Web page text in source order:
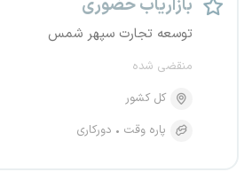
بازاریاب حضوری
توسعه تجارت سپهر شمس
منقضی شده
کل کشور
پاره وقت
دورکاری